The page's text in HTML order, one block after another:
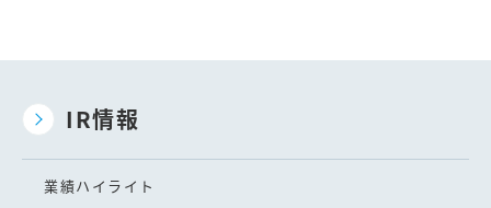
IR情報
業績ハイライト